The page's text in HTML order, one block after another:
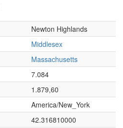
Newton Highlands
Middlesex
Massachusetts
7.084
1.879,60
America/New_York
42.316810000